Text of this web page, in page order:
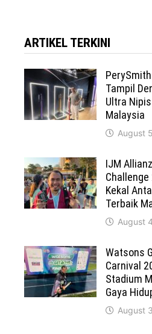
ARTIKEL TERKINI
Tampil
Ultra
Malaysia
August
IJM
Kekal
Terbaik
August
Watsons
Carnival
Stadium
Gaya
August